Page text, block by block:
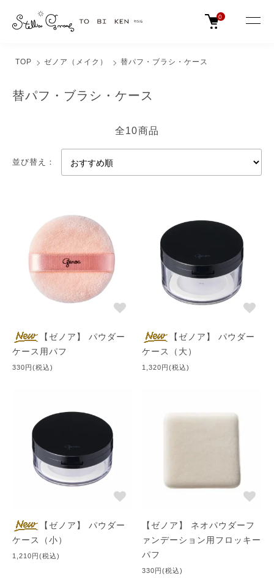
0
TOP ゼノア（メイク） 替パフ・ブラシ・ケース
替パフ・ブラシ・ケース
全10商品
並び替え：
【ゼノア】 パウダー
ケース用パフ
330円(税込)
【ゼノア】 パウダー
ケース（大）
1,320円(税込)
【ゼノア】 パウダー
ケース（小）
1,210円(税込)
【ゼノア】 ネオパウダーフ
ァンデーション用フロッキー
パフ
330円(税込)